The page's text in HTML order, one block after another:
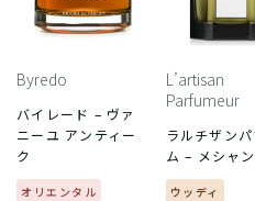
Byredo
バイレード – ヴァ
ニーユ アンティー
ク
オリエンタル
L’artisan
Parfumeur
ラルチザン
ム – メシャ
ウッディ